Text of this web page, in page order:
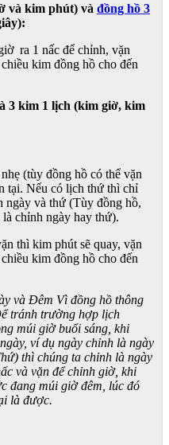
và kim phút) và đồng hồ 3
ra 1 nấc để chỉnh, vặn
kim đồng hồ cho đến
3 kim 1 lịch (kim giờ, kim
(tùy đồng hồ có thể vặn
tại. Nếu có lịch thứ thì chỉ
ngày và thứ (Tùy đồng hồ,
chỉnh ngày hay thứ).
thì kim phút sẽ quay, vặn
kim đồng hồ cho đến
và Đêm Vì đồng hồ thông
tránh trường hợp lịch
múi giờ buổi sáng, khi
ví dụ ngày chỉnh là ngày
thì chúng ta chỉnh là ngày
và vặn để chỉnh giờ, khi
đang múi giờ đêm, lúc đó
là được.